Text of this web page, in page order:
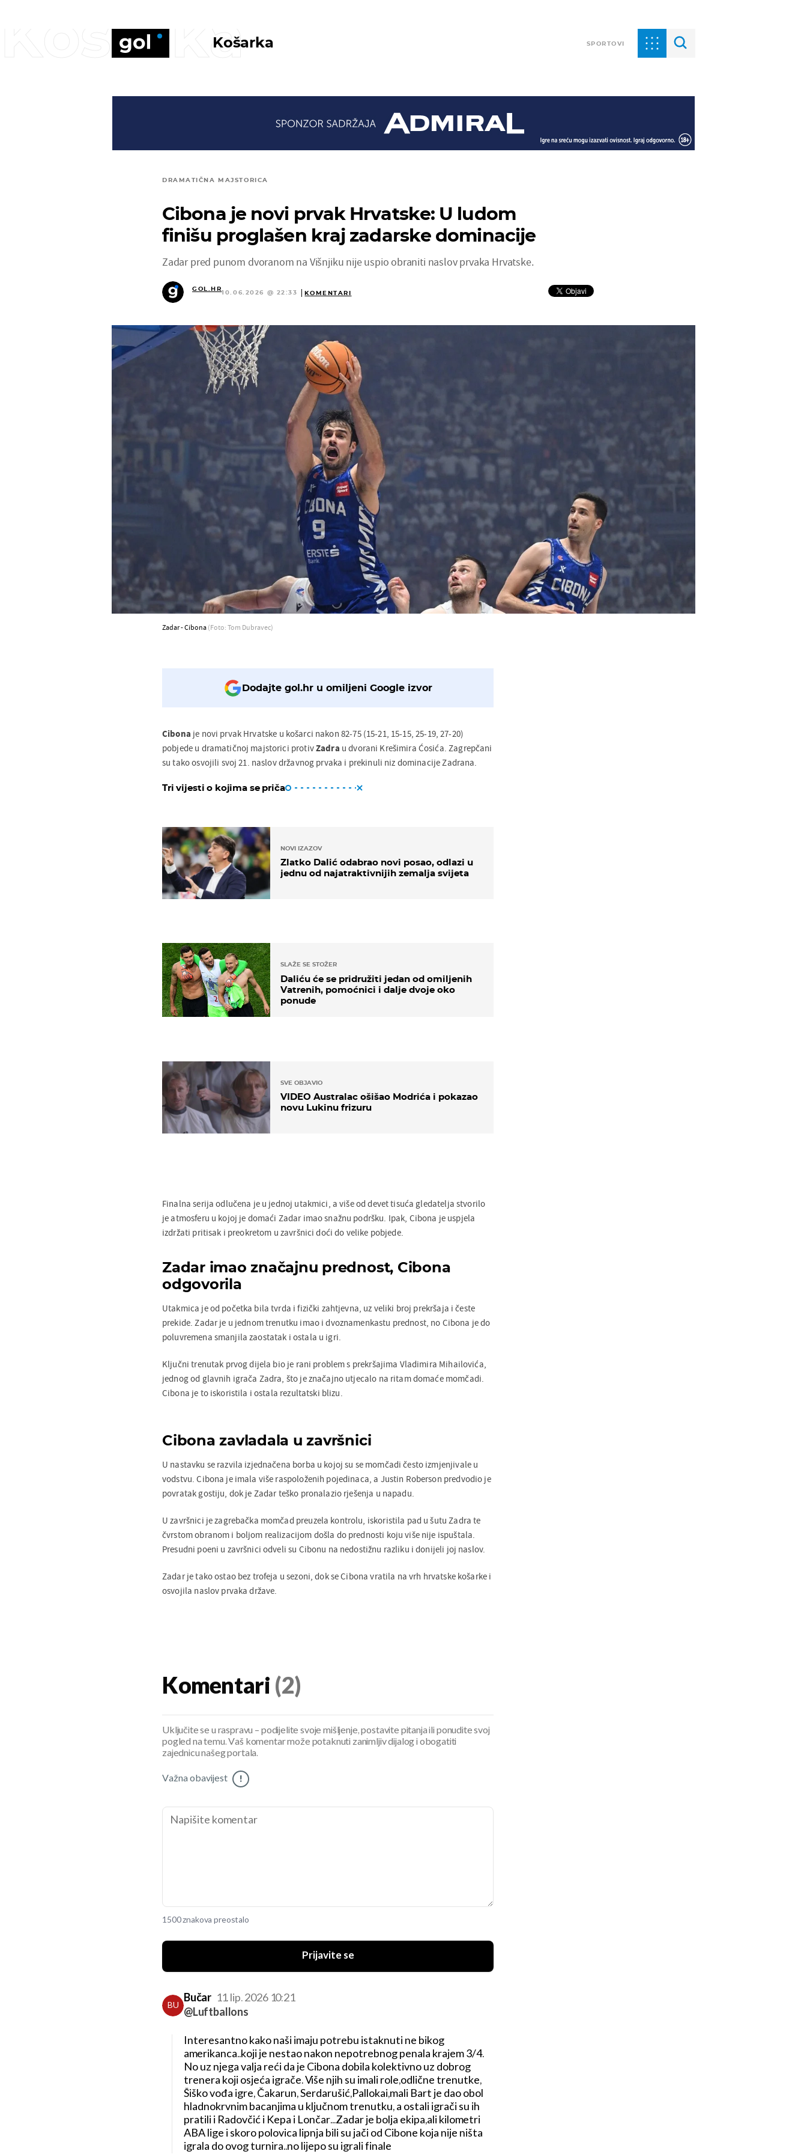
Košarka SPORTOVI
Košarka
DRAMATIČNA MAJSTORICA
Cibona je novi prvak Hrvatske: U ludom
finišu proglašen kraj zadarske dominacije
Zadar pred punom dvoranom na Višnjiku nije uspio obraniti naslov prvaka Hrvatske.
GOL.HR
10.06.2026 @ 22:33 KOMENTARI
Zadar - Cibona (Foto: Tom Dubravec)
Dodajte gol.hr u omiljeni Google izvor
Cibona je novi prvak Hrvatske u košarci nakon 82-75 (15-21, 15-15, 25-19, 27-20)
pobjede u dramatičnoj majstorici protivZadra u dvorani Krešimira Ćosića. Zagrepčani
su tako osvojili svoj 21. naslov državnog prvaka i prekinuli niz dominacije Zadrana.
Tri vijesti o kojima se priča
NOVI IZAZOV
Zlatko Dalić odabrao novi posao, odlazi u
jednu od najatraktivnijih zemalja svijeta
SLAŽE SE STOŽER
Daliću će se pridružiti jedan od omiljenih
Vatrenih, pomoćnici i dalje dvoje oko
ponude
SVE OBJAVIO
VIDEO Australac ošišao Modrića i pokazao
novu Lukinu frizuru
Finalna serija odlučena je u jednoj utakmici, a više od devet tisuća gledatelja stvorilo
je atmosferu u kojoj je domaći Zadar imao snažnu podršku. Ipak, Cibona je uspjela
izdržati pritisak i preokretom u završnici doći do velike pobjede.
Zadar imao značajnu prednost, Cibona
odgovorila
Utakmica je od početka bila tvrda i fizički zahtjevna, uz veliki broj prekršaja i česte
prekide. Zadar je u jednom trenutku imao i dvoznamenkastu prednost, no Cibona je do
poluvremena smanjila zaostatak i ostala u igri.
Ključni trenutak prvog dijela bio je rani problem s prekršajima Vladimira Mihailovića,
jednog od glavnih igrača Zadra, što je značajno utjecalo na ritam domaće momčadi.
Cibona je to iskoristila i ostala rezultatski blizu.
Cibona zavladala u završnici
U nastavku se razvila izjednačena borba u kojoj su se momčadi često izmjenjivale u
vodstvu. Cibona je imala više raspoloženih pojedinaca, a Justin Roberson predvodio je
povratak gostiju, dok je Zadar teško pronalazio rješenja u napadu.
U završnici je zagrebačka momčad preuzela kontrolu, iskoristila pad u šutu Zadra te
čvrstom obranom i boljom realizacijom došla do prednosti koju više nije ispuštala.
Presudni poeni u završnici odveli su Cibonu na nedostižnu razliku i donijeli joj naslov.
Zadar je tako ostao bez trofeja u sezoni, dok se Cibona vratila na vrh hrvatske košarke i
osvojila naslov prvaka države.
Komentari (2)
Uključite se u raspravu – podijelite svoje mišljenje, postavite pitanja ili ponudite svoj
pogled na temu. Vaš komentar može potaknuti zanimljiv dijalog i obogatiti
zajednicu našeg portala.
Važna obavijest !
1500 znakova preostalo
Prijavite se
BU
Bučar
@Luftballons
11. lip. 2026 10:21
Interesantno kako naši imaju potrebu istaknuti ne bikog
amerikanca..koji je nestao nakon nepotrebnog penala krajem 3/4.
No uz njega valja reći da je Cibona dobila kolektivno uz dobrog
trenera koji osjeća igrače. Više njih su imali role,odlične trenutke,
Šiško vođa igre, Čakarun, Serdarušić,Pallokai,mali Bart je dao obol
hladnokrvnim bacanjima u ključnom trenutku, a ostali igrači su ih
pratili i Radovčić i Kepa i Lončar...Zadar je bolja ekipa,ali kilometri
ABA lige i skoro polovica lipnja bili su jači od Cibone koja nije ništa
igrala do ovog turnira..no lijepo su igrali finale